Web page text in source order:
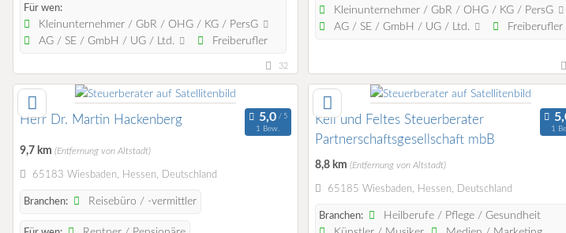
Für wen:
Kleinunternehmer / GbR / OHG / KG / PersG
AG / SE / GmbH / UG / Ltd.
Freiberufler
32
Kleinunternehmer / GbR / OHG / KG / PersG
AG / SE / GmbH / UG / Ltd.
Freiberufler
Herr Dr. Martin Hackenberg
1 Bew.
9,7 km (Entfernung von Altstadt)
65183 Wiesbaden, Hessen, Deutschland
Branchen: Reisebüro / -vermittler
Kell und Feltes Steuerberater
Partnerschaftsgesellschaft mbB
1
8,8 km (Entfernung von Altstadt)
65185 Wiesbaden, Hessen, Deutschland
Branchen:
Heilberufe / Pflege / Gesundheit